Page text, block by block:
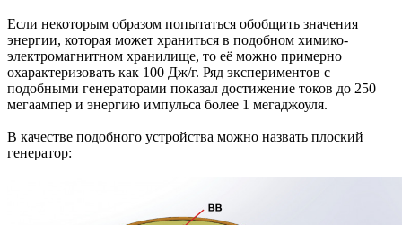
Если некоторым образом попытаться обобщить значения
энергии, которая может храниться в подобном химико-
электромагнитном хранилище, то её можно примерно
охарактеризовать как 100 Дж/г. Ряд экспериментов с
подобными генераторами показал достижение токов до 250
мегаампер и энергию импульса более 1 мегаджоуля.
В качестве подобного устройства можно назвать плоский
генератор: